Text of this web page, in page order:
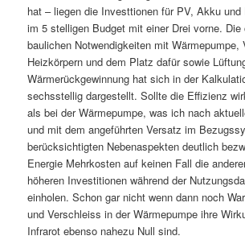
hat – liegen die Investtionen für PV, Akku
im 5 stelligen Budget mit einer Drei vorne. Die
baulichen Notwendigkeiten mit Wärmepumpe,
Heizkörpern und dem Platz dafür sowie
Wärmerückgewinnung hat sich in der
sechsstellig dargestellt. Sollte die Effizienz
als bei der Wärmepumpe, was ich nach
und mit dem angeführten Versatz im
berücksichtigten Nebenaspekten deutlich
Energie Mehrkosten auf keinen Fall die
höheren Investitionen während der
einholen. Schon gar nicht wenn dann noch
und Verschleiss in der Wärmepumpe ihre
Infrarot ebenso nahezu Null sind.